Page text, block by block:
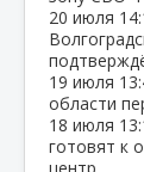
20 июля
19 июля
области
18 июля
готовят к